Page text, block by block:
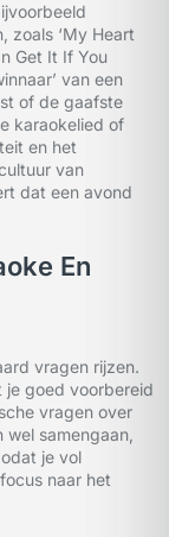
zoals ‘My Heart
Get It If You
van een
of de gaafste
karaokelied of
en het
van
dat een avond
En
vragen rijzen.
je goed voorbereid
vragen over
samengaan,
je vol
naar het